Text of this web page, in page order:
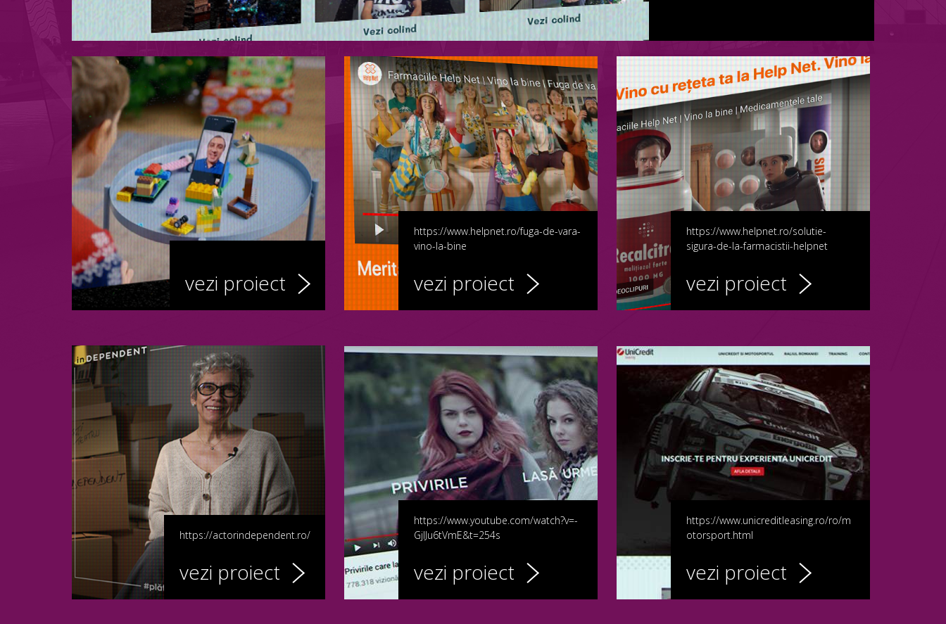
vezi proiect
https://www.helpnet.ro/fuga-de-vara-
vino-la-bine
vezi proiect
https://www.helpnet.ro/solutie-
sigura-de-la-farmacistii-helpnet
vezi proiect
https://actorindependent.ro/
vezi proiect
https://www.youtube.com/watch?v=-
GjIJu6tVmE&t=254s
vezi proiect
https://www.unicreditleasing.ro/ro/m
otorsport.html
vezi proiect